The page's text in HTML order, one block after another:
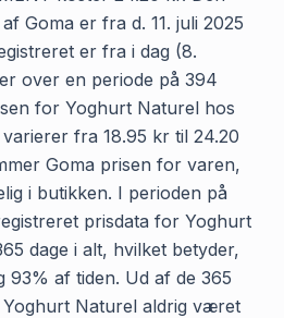
Goma er fra d. 11. juli 2025
er fra i dag (8.
over en periode på 394
for Yoghurt Naturel hos
fra 18.95 kr til 24.20
Goma prisen for varen,
i butikken. I perioden på
prisdata for Yoghurt
dage i alt, hvilket betyder,
af tiden. Ud af de 365
Naturel aldrig været